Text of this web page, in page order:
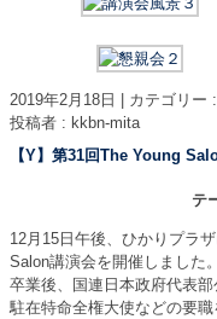
2019年2月18日 | カテゴリー :
投稿者 : kkbn-mita
【Y】第31回The Young
テ
12月15日午後、ひかりプラ
Salon講演会を開催しました
卒業後、国連日本政府代表
駐在特命全権大使などの要